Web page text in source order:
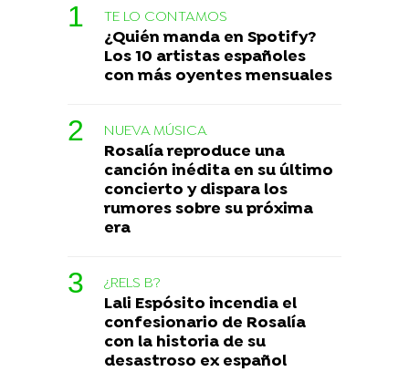
TE LO CONTAMOS
¿Quién manda en Spotify?
Los 10 artistas españoles
con más oyentes mensuales
NUEVA MÚSICA
Rosalía reproduce una
canción inédita en su último
concierto y dispara los
rumores sobre su próxima
era
¿RELS B?
Lali Espósito incendia el
confesionario de Rosalía
con la historia de su
desastroso ex español